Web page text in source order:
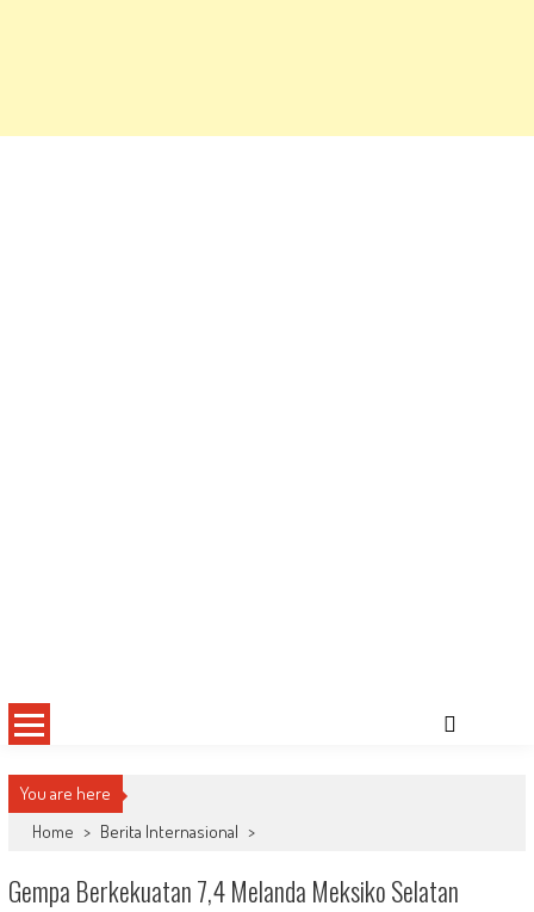
You are here
Home > Berita Internasional >
Gempa Berkekuatan 7,4 Melanda Meksiko Selatan